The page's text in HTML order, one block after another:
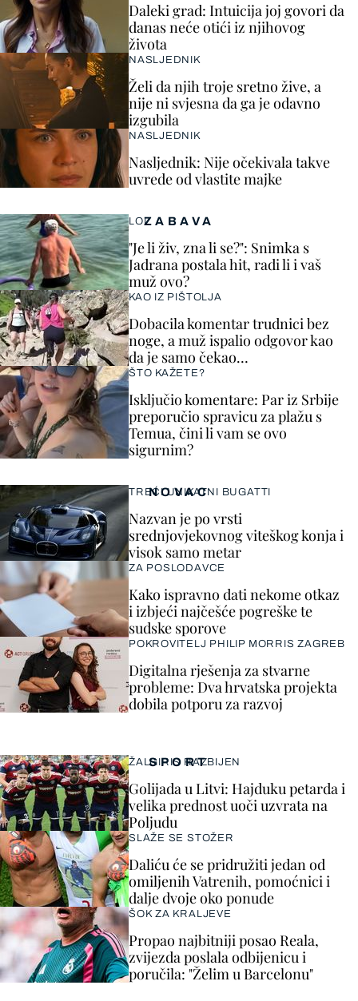
ZABAVA
LOL
"Je li živ, zna li se?": Snimka s
Jadrana postala hit, radi li i vaš
muž ovo?
KAO IZ PIŠTOLJA
Dobacila komentar trudnici bez
noge, a muž ispalio odgovor kao
da je samo čekao…
ŠTO KAŽETE?
Isključio komentare: Par iz Srbije
preporučio spravicu za plažu s
Temua, čini li vam se ovo
sigurnim?
SPORT
ŽALGIRIS RAZBIJEN
Golijada u Litvi: Hajduku petarda i
velika prednost uoči uzvrata na
Poljudu
SLAŽE SE STOŽER
Daliću će se pridružiti jedan od
omiljenih Vatrenih, pomoćnici i
dalje dvoje oko ponude
ŠOK ZA KRALJEVE
Propao najbitniji posao Reala,
zvijezda poslala odbijenicu i
poručila: "Želim u Barcelonu"
Daleki grad: Intuicija joj govori da
danas neće otići iz njihovog
života
NASLJEDNIK
Želi da njih troje sretno žive, a
nije ni svjesna da ga je odavno
izgubila
NASLJEDNIK
Nasljednik: Nije očekivala takve
uvrede od vlastite majke
NOVAC
TREĆI UNIKATNI BUGATTI
Nazvan je po vrsti
srednjovjekovnog viteškog konja i
visok samo metar
ZA POSLODAVCE
Kako ispravno dati nekome otkaz
i izbjeći najčešće pogreške te
sudske sporove
POKROVITELJ PHILIP MORRIS ZAGREB
Digitalna rješenja za stvarne
probleme: Dva hrvatska projekta
dobila potporu za razvoj